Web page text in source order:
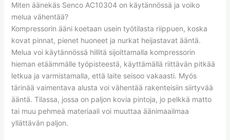
Miten äänekäs Senco AC10304 on käytännössä ja voiko
melua vähentää?
Kompressorin ääni koetaan usein työtilasta riippuen, koska
kovat pinnat, pienet huoneet ja nurkat heijastavat ääntä.
Melua voi käytännössä hillitä sijoittamalla kompressorin
hieman etäämmälle työpisteestä, käyttämällä riittävän pitkää
letkua ja varmistamalla, että laite seisoo vakaasti. Myös
tärinää vaimentava alusta voi vähentää rakenteisiin siirtyvää
ääntä. Tilassa, jossa on paljon kovia pintoja, jo pelkkä matto
tai muu pehmeä materiaali voi muuttaa äänimaailmaa
yllättävän paljon.